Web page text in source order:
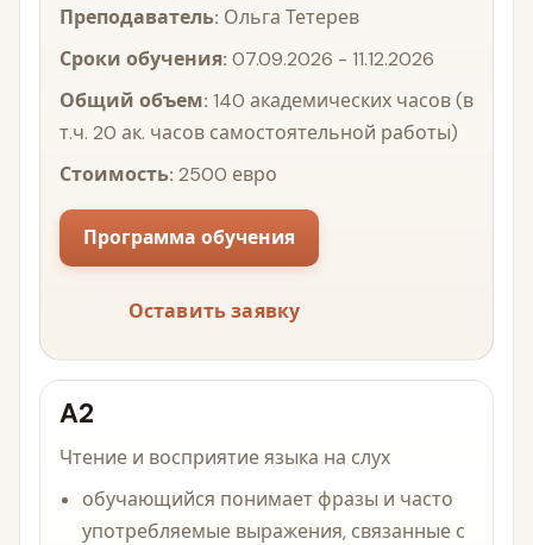
Преподаватель: Ольга Тетерев
Сроки обучения: 07.09.2026 - 11.12.2026
Общий объем: 140 академических часов (в
т.ч. 20 ак. часов самостоятельной работы)
Стоимость: 2500 евро
Программа обучения
Оставить заявку
A2
Чтение и восприятие языка на слух
обучающийся понимает фразы и часто
употребляемые выражения, связанные с